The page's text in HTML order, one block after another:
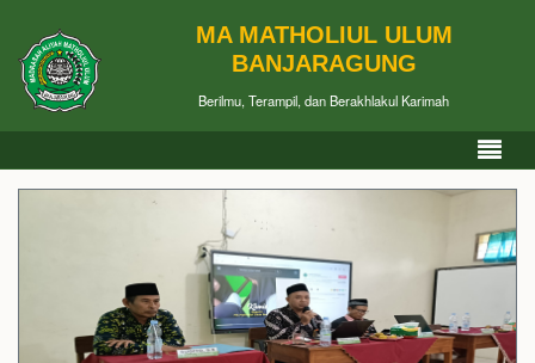
MA MATHOLIUL ULUM
BANJARAGUNG
Berilmu, Terampil, dan Berakhlakul Karimah